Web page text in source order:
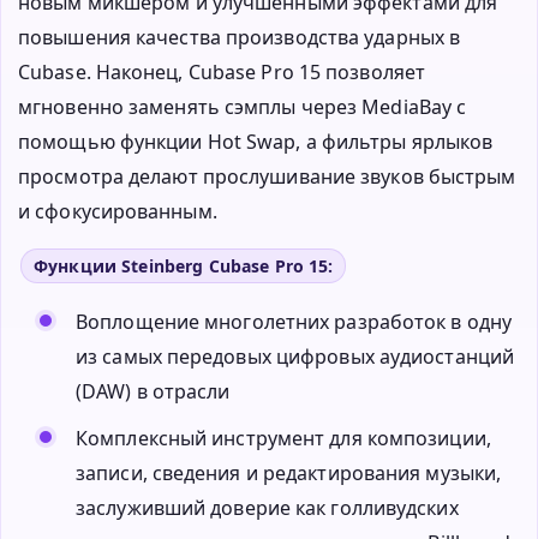
повышения качества производства ударных в
Cubase. Наконец, Cubase Pro 15 позволяет
мгновенно заменять сэмплы через MediaBay с
помощью функции Hot Swap, а фильтры ярлыков
просмотра делают прослушивание звуков быстрым
и сфокусированным.
Функции Steinberg Cubase Pro 15:
Воплощение многолетних разработок в одну
из самых передовых цифровых аудиостанций
(DAW) в отрасли
Комплексный инструмент для композиции,
записи, сведения и редактирования музыки,
заслуживший доверие как голливудских